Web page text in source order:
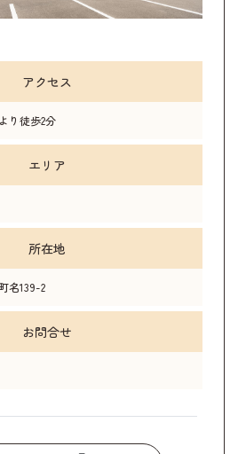
アクセス
り徒歩2分
エリア
所在地
名139-2
お問合せ